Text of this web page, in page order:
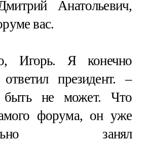
Анатольевич,
вас.
Игорь. Я конечно
президент. –
быть не может. Что
форума, он уже
занял